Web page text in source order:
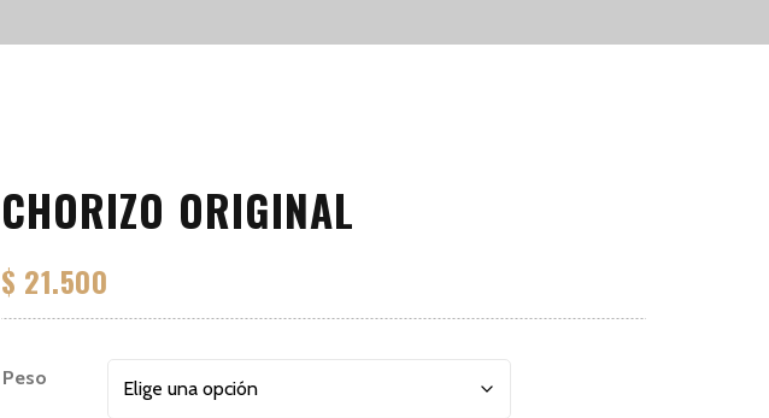
CHORIZO ORIGINAL
$ 21.500
Peso